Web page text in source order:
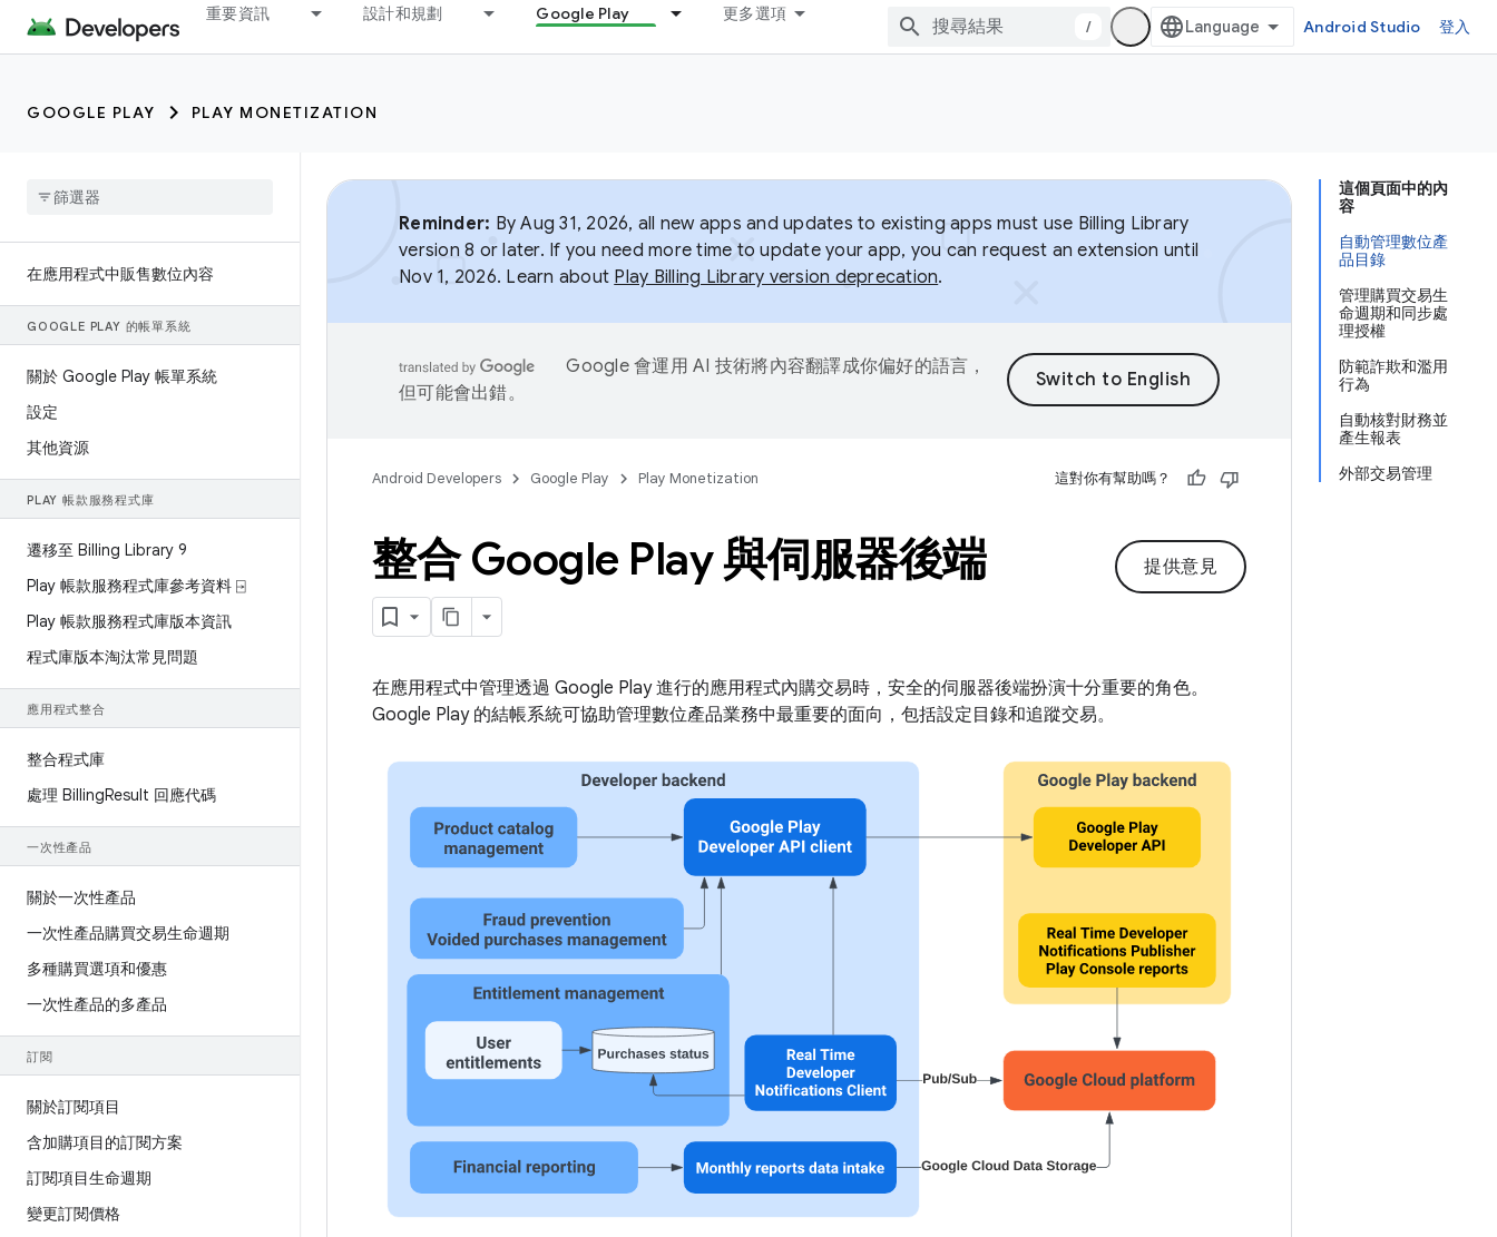
重要資訊 設計和規劃 Google Play 更多選項
/ Android Studio 登入
GOOGLE PLAY PLAY MONETIZATION
在應用程式中販售數位內容
GOOGLE PLAY 的帳單系統
關於 Google Play 帳單系統
設定
其他資源
PLAY 帳款服務程式庫
遷移至 Billing Library 9
Play 帳款服務程式庫參考資料 ⍈
Play 帳款服務程式庫版本資訊
程式庫版本淘汰常見問題
應用程式整合
整合程式庫
處理 BillingResult 回應代碼
一次性產品
關於一次性產品
一次性產品購買交易生命週期
多種購買選項和優惠
一次性產品的多產品
訂閱
關於訂閱項目
含加購項目的訂閱方案
訂閱項目生命週期
變更訂閱價格
這個頁面中的內
容
自動管理數位產
品目錄
管理購買交易生
命週期和同步處
理授權
防範詐欺和濫用
行為
自動核對財務並
產生報表
外部交易管理
Reminder: By Aug 31, 2026, all new apps and updates to existing apps must use Billing Library
version 8 or later. If you need more time to update your app, you can request an extension until
Nov 1, 2026. Learn about Play Billing Library version deprecation.
Google 會運用 AI 技術將內容翻譯成你偏好的語言，
但可能會出錯。
Android Developers Google Play Play Monetization 這對你有幫助嗎？
提供意見
整合 Google Play 與伺服器後端
在應用程式中管理透過 Google Play 進行的應用程式內購交易時，安全的伺服器後端扮演十分重要的角色。
Google Play 的結帳系統可協助管理數位產品業務中最重要的面向，包括設定目錄和追蹤交易。